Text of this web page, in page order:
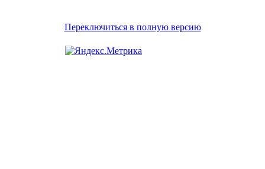
Переключиться в полную версию